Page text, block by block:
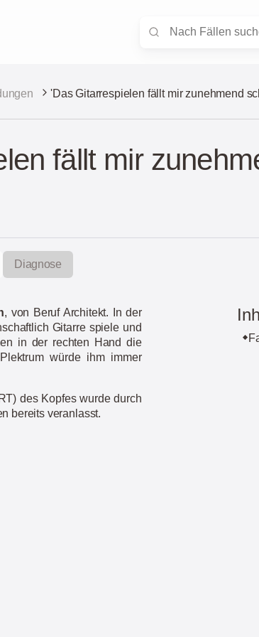
'Das Gitarrespielen fällt mir zunehmend
fällt mir
Diagnose
, von Beruf Architekt. In der
Gitarre spiele und
in der rechten Hand die
würde ihm immer
des Kopfes wurde durch
bereits veranlasst.